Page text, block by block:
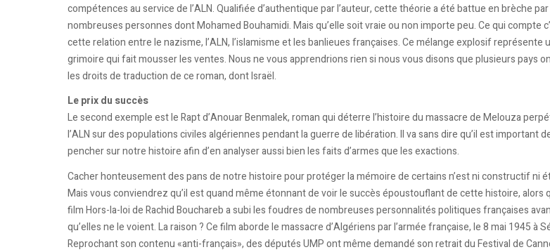
compétences au service de l’ALN. Qualifiée d’authentique par l’auteur, cette théorie a été battue en brèche
nombreuses personnes dont Mohamed Bouhamidi. Mais qu’elle soit vraie ou non importe peu. Ce qui compte
cette relation entre le nazisme, l’ALN, l’islamisme et les banlieues françaises. Ce mélange explosif représente
grimoire qui fait mousser les ventes. Nous ne vous apprendrions rien si nous vous disons que plusieurs pays
les droits de traduction de ce roman, dont Israël.
Le prix du succès
Le second exemple est le Rapt d’Anouar Benmalek, roman qui déterre l’histoire du massacre de Melouza
l’ALN sur des populations civiles algériennes pendant la guerre de libération. Il va sans dire qu’il est important
pencher sur notre histoire afin d’en analyser aussi bien les faits d’armes que les exactions.
Cacher honteusement des pans de notre histoire pour protéger la mémoire de certains n’est ni constructif ni
Mais vous conviendrez qu’il est quand même étonnant de voir le succès époustouflant de cette histoire, alors
film Hors-la-loi de Rachid Bouchareb a subi les foudres de nombreuses personnalités politiques françaises
qu’elles ne le voient. La raison ? Ce film aborde le massacre d’Algériens par l’armée française, le 8 mai 1945 à
Reprochant son contenu «anti-français», des députés UMP ont même demandé son retrait du Festival de